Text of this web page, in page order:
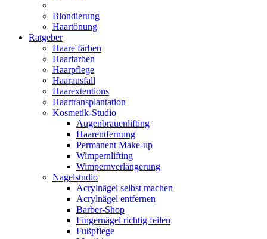
Blondierung
Haartönung
Ratgeber
Haare färben
Haarfarben
Haarpflege
Haarausfall
Haarextentions
Haartransplantation
Kosmetik-Studio
Augenbrauenlifting
Haarentfernung
Permanent Make-up
Wimpernlifting
Wimpernverlängerung
Nagelstudio
Acrylnägel selbst machen
Acrylnägel entfernen
Barber-Shop
Fingernägel richtig feilen
Fußpflege